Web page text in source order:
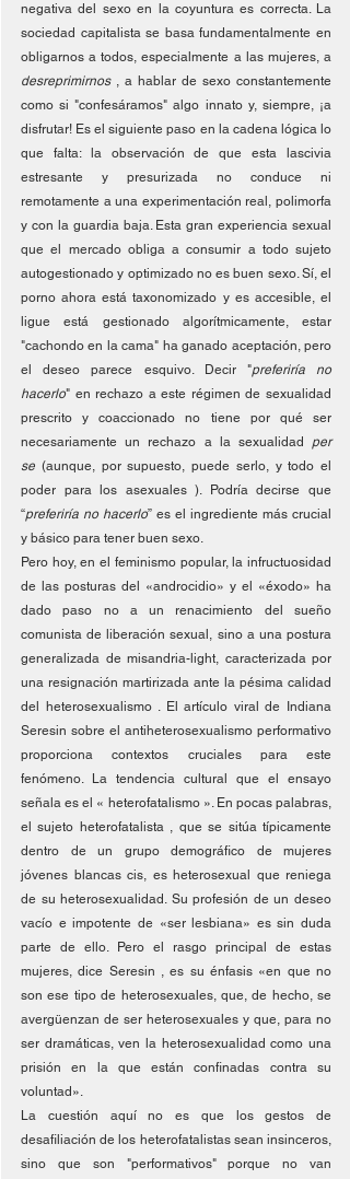
negativa del sexo en la coyuntura es correcta. La
sociedad capitalista se basa fundamentalmente en
desreprimirnos , a hablar de sexo constantemente
como si "confesáramos" algo innato y, siempre, ¡a
disfrutar! Es el siguiente paso en la cadena lógica lo
que falta: la observación de que esta lascivia
estresante y presurizada no conduce ni
remotamente a una experimentación real, polimorfa
y con la guardia baja. Esta gran experiencia sexual
que el mercado obliga a consumir a todo sujeto
autogestionado y optimizado no es buen sexo. Sí, el
porno ahora está taxonomizado y es accesible, el
ligue está gestionado algorítmicamente, estar
"cachondo en la cama" ha ganado aceptación, pero
el deseo parece esquivo. Decir "preferiría no
hacerlo" en rechazo a este régimen de sexualidad
prescrito y coaccionado no tiene por qué ser
necesariamente un rechazo a la sexualidad per
se (aunque, por supuesto, puede serlo, y todo el
poder para los asexuales ). Podría decirse que
“preferiría no hacerlo” es el ingrediente más crucial
y básico para tener buen sexo.
Pero hoy, en el feminismo popular, la infructuosidad
de las posturas del «androcidio» y el «éxodo» ha
dado paso no a un renacimiento del sueño
comunista de liberación sexual, sino a una postura
generalizada de misandria-light, caracterizada por
una resignación martirizada ante la pésima calidad
del heterosexualismo . El artículo viral de Indiana
Seresin sobre el antiheterosexualismo performativo
proporciona contextos cruciales para este
fenómeno. La tendencia cultural que el ensayo
señala es el « heterofatalismo ». En pocas palabras,
el sujeto heterofatalista , que se sitúa típicamente
dentro de un grupo demográfico de mujeres
jóvenes blancas cis, es heterosexual que reniega
de su heterosexualidad. Su profesión de un deseo
vacío e impotente de «ser lesbiana» es sin duda
parte de ello. Pero el rasgo principal de estas
mujeres, dice Seresin , es su énfasis «en que no
son ese tipo de heterosexuales, que, de hecho, se
avergüenzan de ser heterosexuales y que, para no
ser dramáticas, ven la heterosexualidad como una
prisión en la que están confinadas contra su
voluntad».
La cuestión aquí no es que los gestos de
desafiliación de los heterofatalistas sean insinceros,
sino que son "performativos" porque no van